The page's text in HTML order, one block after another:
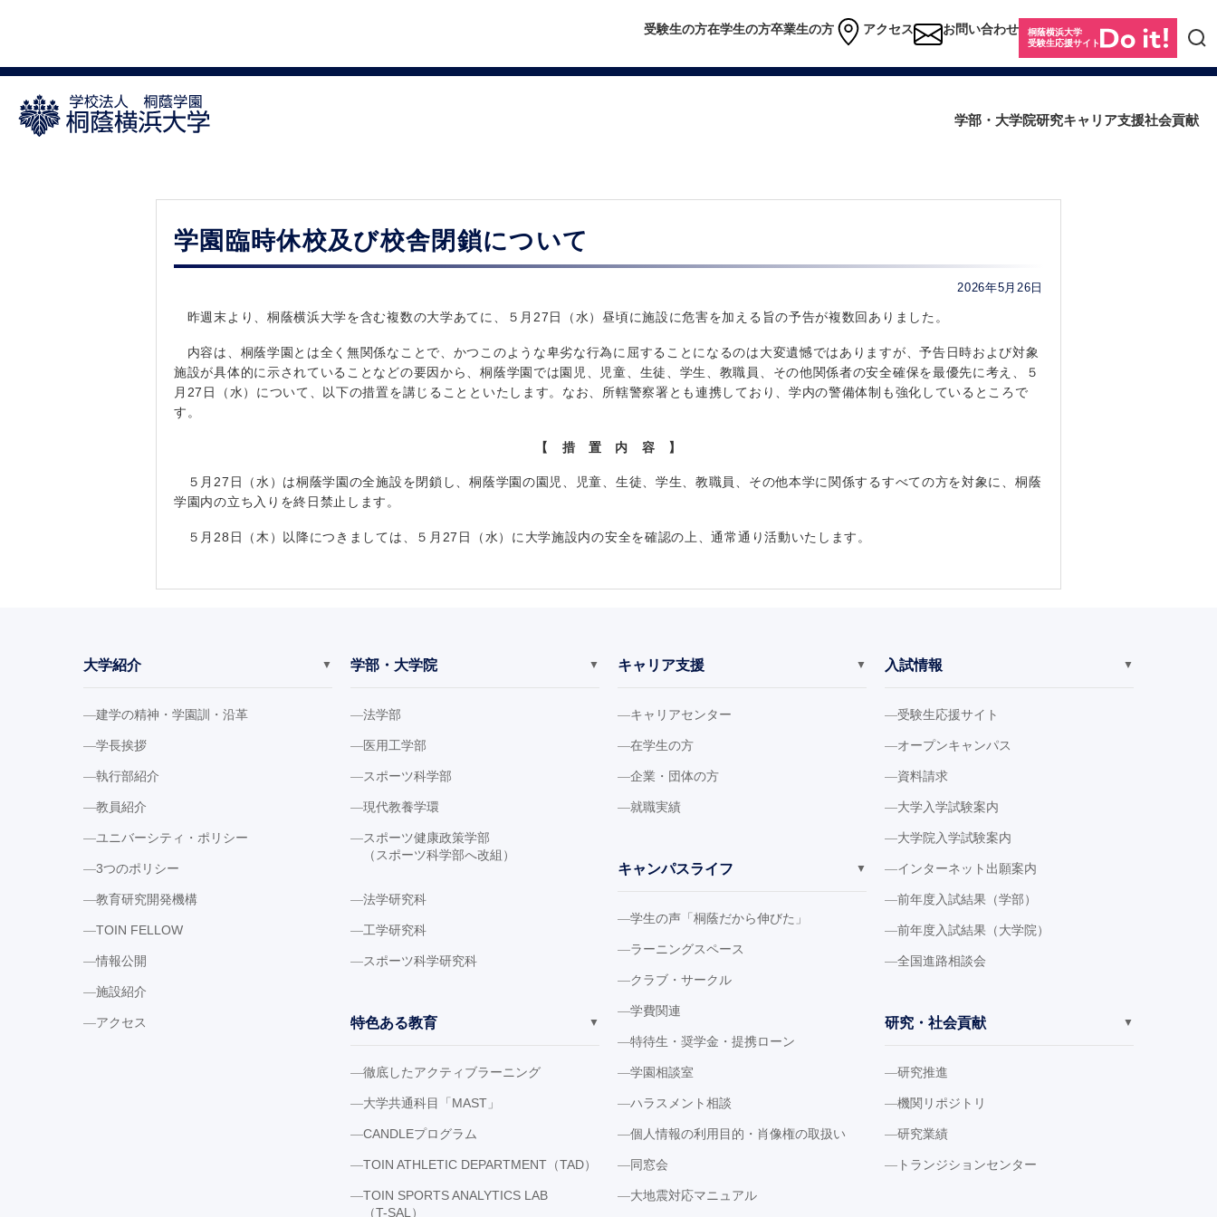
受験生の方在学生の方卒業生の方 アクセス お問い合わせ
桐蔭横浜大学
受験生応援サイト
学部・大学院研究キャリア支援社会貢献
学園臨時休校及び校舎閉鎖について
2026年5月26日
昨週末より、桐蔭横浜大学を含む複数の大学あてに、５月27日（水）昼頃に施設に危害を加える旨の予告が複数回ありました。
内容は、桐蔭学園とは全く無関係なことで、かつこのような卑劣な行為に屈することになるのは大変遺憾ではありますが、予告日時および対象
施設が具体的に示されていることなどの要因から、桐蔭学園では園児、児童、生徒、学生、教職員、その他関係者の安全確保を最優先に考え、５
月27日（水）について、以下の措置を講じることといたします。なお、所轄警察署とも連携しており、学内の警備体制も強化しているところで
す。
【 措 置 内 容 】
５月27日（水）は桐蔭学園の全施設を閉鎖し、桐蔭学園の園児、児童、生徒、学生、教職員、その他本学に関係するすべての方を対象に、桐蔭
学園内の立ち入りを終日禁止します。
５月28日（木）以降につきましては、５月27日（水）に大学施設内の安全を確認の上、通常通り活動いたします。
大学紹介 ▼
建学の精神・学園訓・沿革
学長挨拶
執行部紹介
教員紹介
ユニバーシティ・ポリシー
3つのポリシー
教育研究開発機構
TOIN FELLOW
情報公開
施設紹介
アクセス
学部・大学院 ▼
法学部
医用工学部
スポーツ科学部
現代教養学環
スポーツ健康政策学部
（スポーツ科学部へ改組）
法学研究科
工学研究科
スポーツ科学研究科
特色ある教育 ▼
徹底したアクティブラーニング
大学共通科目「MAST」
CANDLEプログラム
TOIN ATHLETIC DEPARTMENT（TAD）
TOIN SPORTS ANALYTICS LAB
（T-SAL）
キャリア支援 ▼
キャリアセンター
在学生の方
企業・団体の方
就職実績
キャンパスライフ ▼
学生の声「桐蔭だから伸びた」
ラーニングスペース
クラブ・サークル
学費関連
特待生・奨学金・提携ローン
学園相談室
ハラスメント相談
個人情報の利用目的・肖像権の取扱い
同窓会
大地震対応マニュアル
入試情報 ▼
受験生応援サイト
オープンキャンパス
資料請求
大学入学試験案内
大学院入学試験案内
インターネット出願案内
前年度入試結果（学部）
前年度入試結果（大学院）
全国進路相談会
研究・社会貢献 ▼
研究推進
機関リポジトリ
研究業績
トランジションセンター